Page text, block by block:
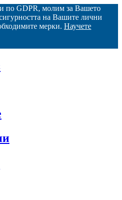
по GDPR, молим за Вашето
на Вашите лични
мерки. Научете